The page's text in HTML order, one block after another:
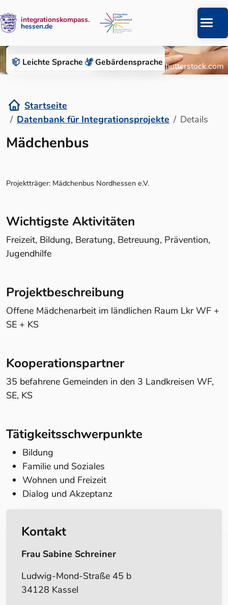
Leichte Sprache Gebärden­sprache
Zum Inhalt springen
integrationskompass.
hessen.de
Datenbank für Integrationsprojekte
© Roman Chazov/Shutterstock.com
Startseite
Datenbank für Integrationsprojekte
Details
Details
Mädchenbus
Projektträger: Mädchenbus Nordhessen e.V.
Wichtigste Aktivitäten
Freizeit, Bildung, Beratung, Betreuung, Prävention,
Jugendhilfe
Projektbeschreibung
Offene Mädchenarbeit im ländlichen Raum Lkr WF +
SE + KS
Kooperationspartner
35 befahrene Gemeinden in den 3 Landkreisen WF,
SE, KS
Tätigkeitsschwerpunkte
Bildung
Familie und Soziales
Wohnen und Freizeit
Dialog und Akzeptanz
Kontakt
Frau Sabine Schreiner
Ludwig-Mond-Straße 45 b
34128 Kassel